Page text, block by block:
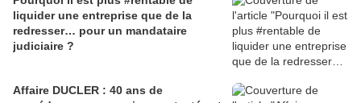
liquider une entreprise que de la
redresser… pour un mandataire
judiciaire ?
Affaire DUCLER : 40 ans de